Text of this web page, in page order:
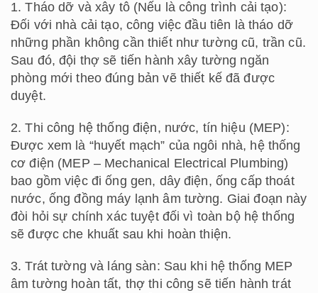
1. Tháo dỡ và xây tô (Nếu là công trình cải tạo):
Đối với nhà cải tạo, công việc đầu tiên là tháo dỡ
những phần không cần thiết như tường cũ, trần cũ.
Sau đó, đội thợ sẽ tiến hành xây tường ngăn
phòng mới theo đúng bản vẽ thiết kế đã được
duyệt.
2. Thi công hệ thống điện, nước, tín hiệu (MEP):
Được xem là “huyết mạch” của ngôi nhà, hệ thống
cơ điện (MEP – Mechanical Electrical Plumbing)
bao gồm việc đi ống gen, dây điện, ống cấp thoát
nước, ống đồng máy lạnh âm tường. Giai đoạn này
đòi hỏi sự chính xác tuyệt đối vì toàn bộ hệ thống
sẽ được che khuất sau khi hoàn thiện.
3. Trát tường và láng sàn: Sau khi hệ thống MEP
âm tường hoàn tất, thợ thi công sẽ tiến hành trát